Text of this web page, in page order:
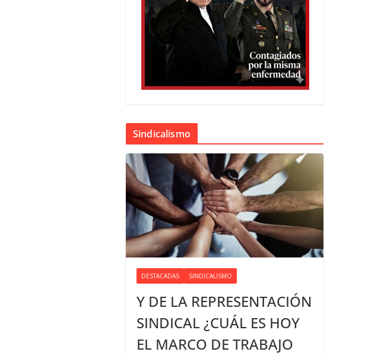
Sindicalismo
DESTACADAS SINDICALISMO
Y DE LA REPRESENTACIÓN
SINDICAL ¿CUÁL ES HOY
EL MARCO DE TRABAJO